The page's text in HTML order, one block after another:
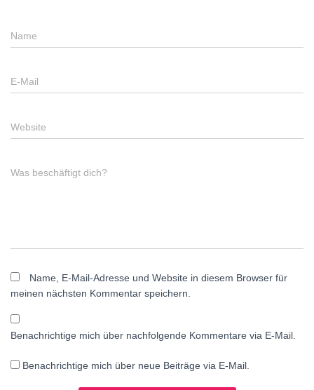
Name
E-Mail
Website
Was beschäftigt dich?
Name, E-Mail-Adresse und Website in diesem Browser für
meinen nächsten Kommentar speichern.
Benachrichtige mich über nachfolgende Kommentare via E-Mail.
Benachrichtige mich über neue Beiträge via E-Mail.